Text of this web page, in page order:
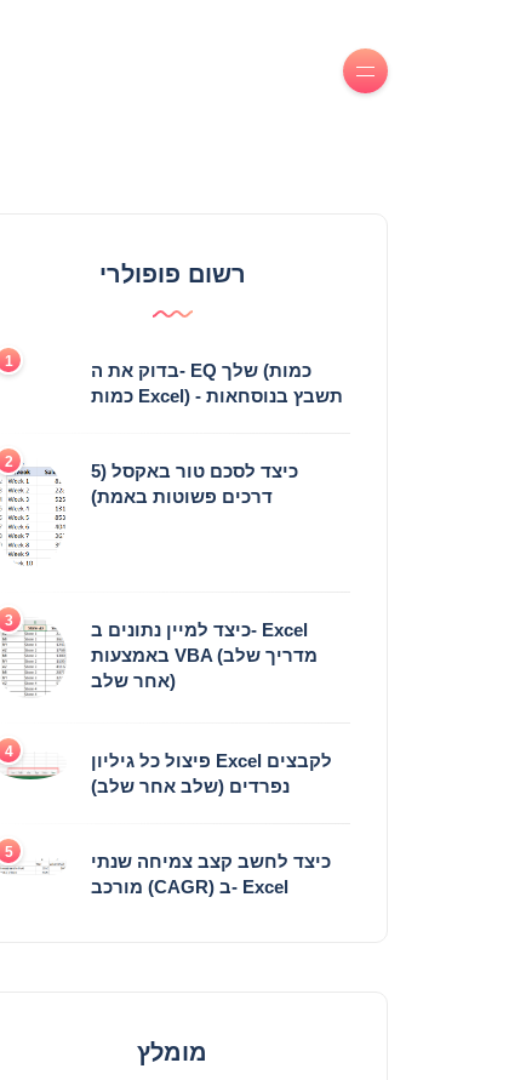
רשום פופולרי
1
בדוק את ה- EQ שלך (כמות
כמות Excel) - תשבץ בנוסחאות
2
כיצד לסכם טור באקסל (5
דרכים פשוטות באמת)
3
כיצד למיין נתונים ב- Excel
באמצעות VBA (מדריך שלב
אחר שלב)
4
פיצול כל גיליון Excel לקבצים
נפרדים (שלב אחר שלב)
5
כיצד לחשב קצב צמיחה שנתי
מורכב (CAGR) ב- Excel
מומלץ